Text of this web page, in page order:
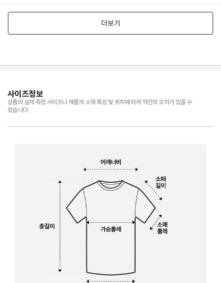
사이즈정보
상품의 실제 측정 사이즈나 제품의 소재 특성 및 위치에 따라 약간의 오차가 있을 수
있습니다.